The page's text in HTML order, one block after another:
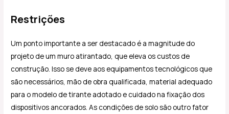
Restrições
Um ponto importante a ser destacado é a magnitude do
projeto de um muro atirantado, que eleva os custos de
construção. Isso se deve aos equipamentos tecnológicos que
são necessários, mão de obra qualificada, material adequado
para o modelo de tirante adotado e cuidado na fixação dos
dispositivos ancorados. As condições de solo são outro fator